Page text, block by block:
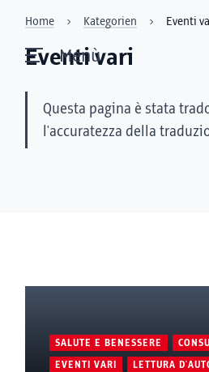
Menù
Home Kategorien Eventi
Eventi vari
Questa pagina è stata
l'accuratezza della
SALUTE E BENESSERE
EVENTI VARI LETTURA